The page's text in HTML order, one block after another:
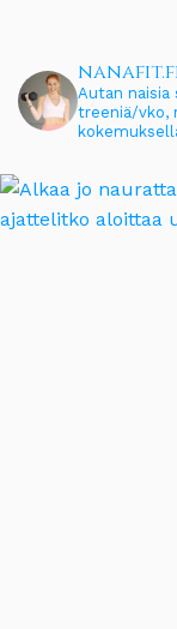
Autan naisia
treeniä/vko,